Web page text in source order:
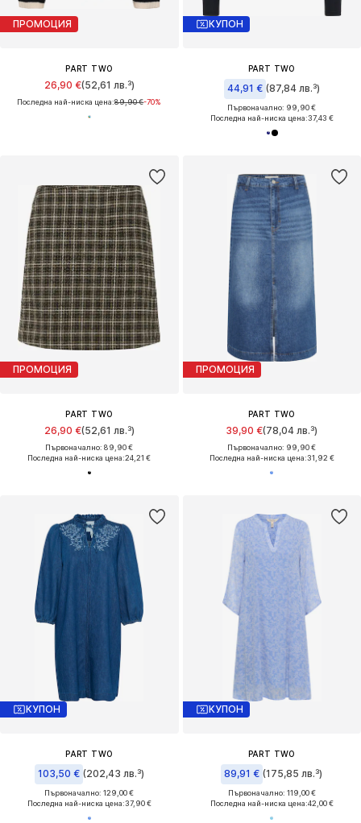
ПРОМОЦИЯ
PART TWO
26,90 €(52,61 лв.³)
Последна най-ниска цена:89,90 €-70%
КУПОН
PART TWO
44,91 € (87,84 лв.³)
Първоначално: 99,90 €
Последна най-ниска цена:37,43 €
ПРОМОЦИЯ
PART TWO
26,90 €(52,61 лв.³)
Първоначално: 89,90 €
Последна най-ниска цена:24,21 €
ПРОМОЦИЯ
PART TWO
39,90 €(78,04 лв.³)
Първоначално: 99,90 €
Последна най-ниска цена:31,92 €
КУПОН
PART TWO
103,50 € (202,43 лв.³)
Първоначално: 129,00 €
Последна най-ниска цена:37,90 €
КУПОН
PART TWO
89,91 € (175,85 лв.³)
Първоначално: 119,00 €
Последна най-ниска цена:42,00 €